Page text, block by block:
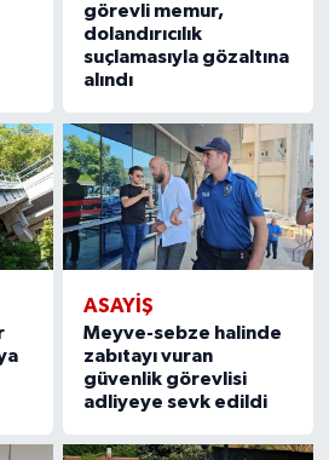
görevli memur,
dolandırıcılık
suçlamasıyla gözaltına
alındı
ASAYIŞ
Meyve-sebze halinde
zabıtayı vuran
güvenlik görevlisi
adliyeye sevk edildi